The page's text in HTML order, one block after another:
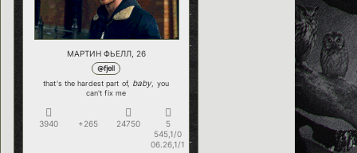
МАРТИН ФЬЕЛЛ, 26
@fjell
that's the hardest part of, baby, you
can't fix me
3940 +265 24750
5
545,1/0
06.26,1/1